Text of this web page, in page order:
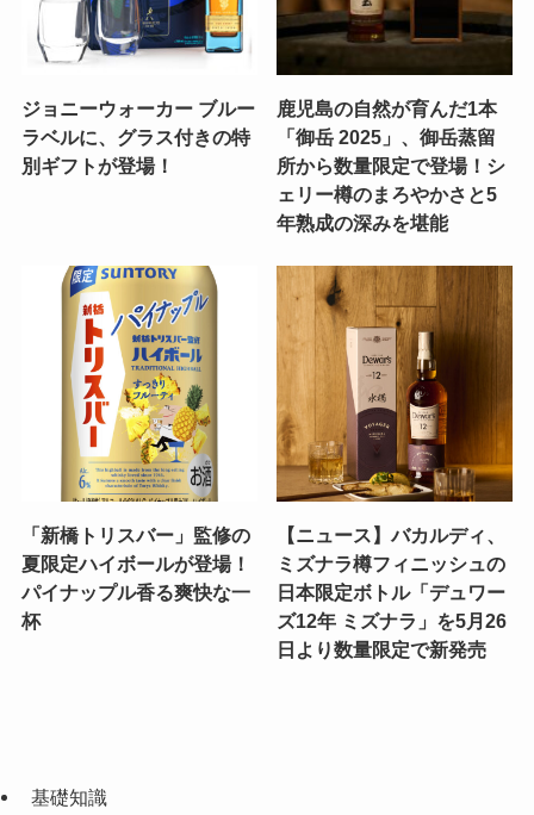
ジョニーウォーカー ブルー
ラベルに、グラス付きの特
別ギフトが登場！
鹿児島の自然が育んだ1本
「御岳 2025」、御岳蒸留
所から数量限定で登場！シ
ェリー樽のまろやかさと5
年熟成の深みを堪能
「新橋トリスバー」監修の
夏限定ハイボールが登場！
パイナップル香る爽快な一
杯
【ニュース】バカルディ、
ミズナラ樽フィニッシュの
日本限定ボトル「デュワー
ズ12年 ミズナラ」を5月26
日より数量限定で新発売
基礎知識